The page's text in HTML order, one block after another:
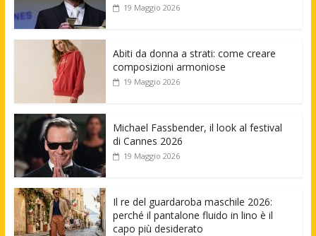
19 Maggio 2026
Abiti da donna a strati: come creare
composizioni armoniose
19 Maggio 2026
Michael Fassbender, il look al festival
di Cannes 2026
19 Maggio 2026
Il re del guardaroba maschile 2026:
perché il pantalone fluido in lino è il
capo più desiderato